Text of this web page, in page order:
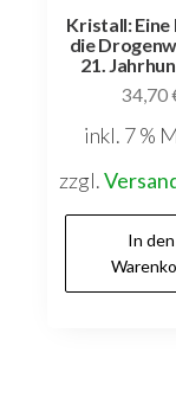
Kristall: Eine
die
21.
34,70
inkl. 7 %
zzgl.
In den